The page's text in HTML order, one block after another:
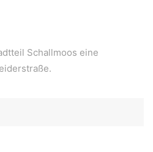
Schallmoos eine